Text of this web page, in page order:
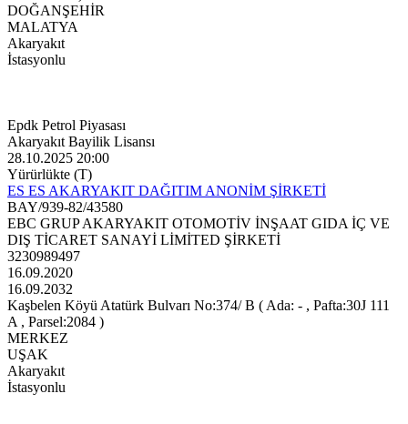
DOĞANŞEHİR
MALATYA
Akaryakıt
İstasyonlu
Epdk Petrol Piyasası
Akaryakıt Bayilik Lisansı
28.10.2025 20:00
Yürürlükte (T)
ES ES AKARYAKIT DAĞITIM ANONİM ŞİRKETİ
BAY/939-82/43580
EBC GRUP AKARYAKIT OTOMOTİV İNŞAAT GIDA İÇ VE
DIŞ TİCARET SANAYİ LİMİTED ŞİRKETİ
3230989497
16.09.2020
16.09.2032
Kaşbelen Köyü Atatürk Bulvarı No:374/ B ( Ada: - , Pafta:30J 111
A , Parsel:2084 )
MERKEZ
UŞAK
Akaryakıt
İstasyonlu